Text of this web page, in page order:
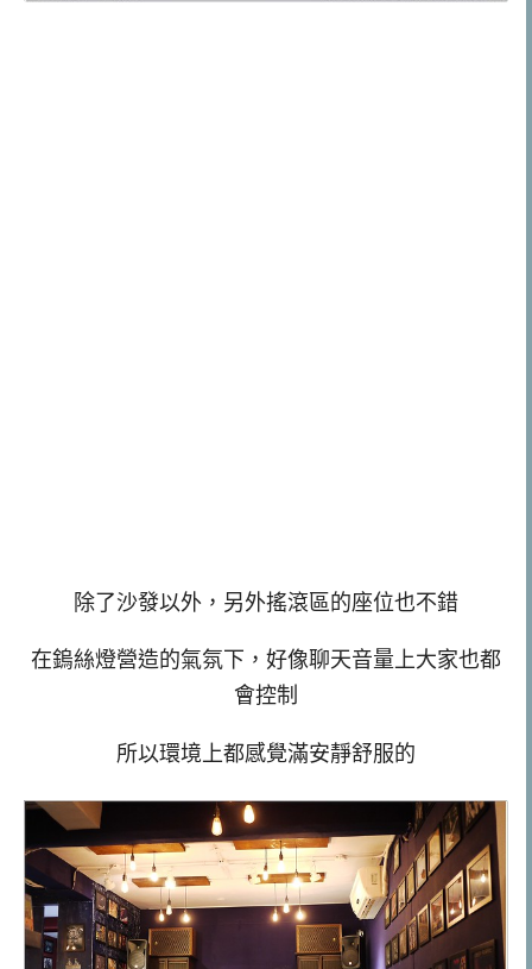
除了沙發以外，另外搖滾區的座位也不錯
在鎢絲燈營造的氣氛下，好像聊天音量上大家也都
會控制
所以環境上都感覺滿安靜舒服的